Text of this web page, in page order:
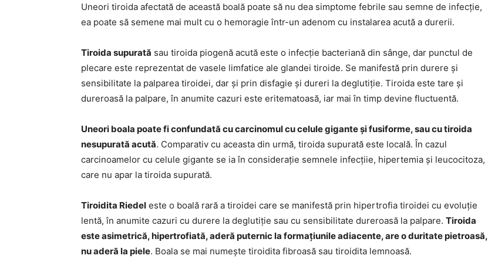
Uneori tiroida afectată de această boală poate să nu dea simptome febrile sau semne de infecție,
ea poate să semene mai mult cu o hemoragie într-un adenom cu instalarea acută a durerii.
Tiroida supurată sau tiroida piogenă acută este o infecție bacteriană din sânge, dar punctul de
plecare este reprezentat de vasele limfatice ale glandei tiroide. Se manifestă prin durere și
sensibilitate la palparea tiroidei, dar și prin disfagie și dureri la deglutiție. Tiroida este tare și
dureroasă la palpare, în anumite cazuri este eritematoasă, iar mai în timp devine fluctuentă.
Uneori boala poate fi confundată cu carcinomul cu celule gigante și fusiforme, sau cu tiroida
nesupurată acută. Comparativ cu aceasta din urmă, tiroida supurată este locală. În cazul
carcinoamelor cu celule gigante se ia în considerație semnele infecțiie, hipertemia și leucocitoza,
care nu apar la tiroida supurată.
Tiroidita Riedel este o boală rară a tiroidei care se manifestă prin hipertrofia tiroidei cu evoluție
lentă, în anumite cazuri cu durere la deglutiție sau cu sensibilitate dureroasă la palpare. Tiroida
este asimetrică, hipertrofiată, aderă puternic la formațiunile adiacente, are o duritate pietroasă,
nu aderă la piele. Boala se mai numește tiroidita fibroasă sau tiroidita lemnoasă.